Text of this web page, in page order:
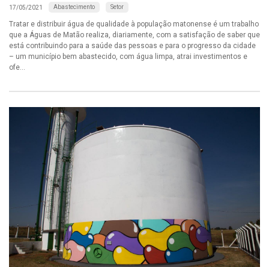
17/05/2021 Abastecimento Setor
Tratar e distribuir água de qualidade à população matonense é um trabalho
que a Águas de Matão realiza, diariamente, com a satisfação de saber que
está contribuindo para a saúde das pessoas e para o progresso da cidade
– um município bem abastecido, com água limpa, atrai investimentos e
ofe...